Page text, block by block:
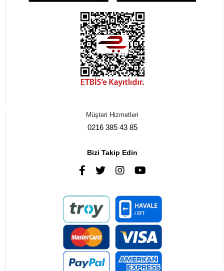
Müşteri Hizmetleri
0216 385 43 85
Bizi Takip Edin